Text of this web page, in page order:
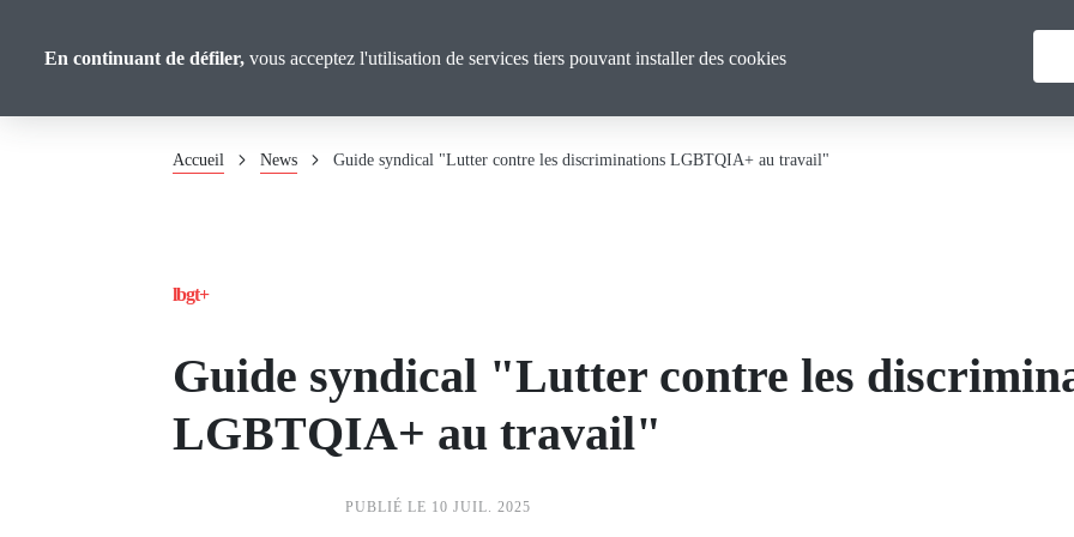
Propositions
principal
Accueil News Guide syndical "Lutter contre les discriminations LGBTQIA+ au travail"
lbgt+
Guide syndical "Lutter contre les
LGBTQIA+ au travail"
PUBLIÉ LE 10 JUIL. 2025
En continuant de défiler, vous acceptez l'utilisation de services tiers pouvant installer des cookies